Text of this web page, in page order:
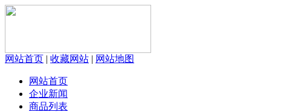
网站首页 | 收藏网站 | 网站地图
网站首页
企业新闻
商品列表